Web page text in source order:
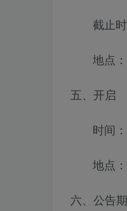
截止时
地点：
五、开启
时间：
地点
六、公告